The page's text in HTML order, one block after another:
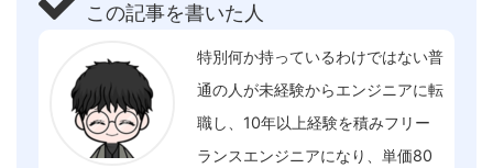
この記事を書いた人
特別何か持っているわけではない普
通の人が未経験からエンジニアに転
職し、10年以上経験を積みフリー
ランスエンジニアになり、単価80